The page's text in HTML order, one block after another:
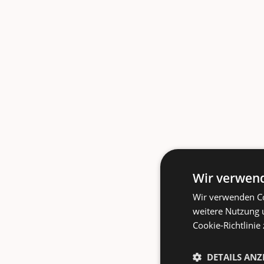
Wir
Wir verwenden
weitere Nutzung
Cookie-Richtlinie
DETAILS